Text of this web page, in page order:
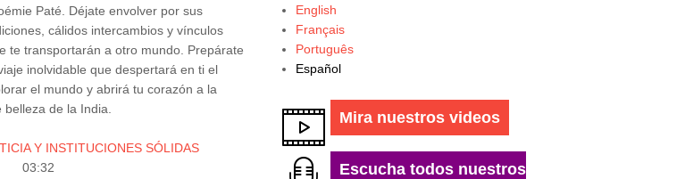
Paté. Déjate envolver por sus
cálidos intercambios y vínculos
te transportarán a otro mundo. Prepárate
inolvidable que despertará en ti el
el mundo y abrirá tu corazón a la
de la India.
Y INSTITUCIONES SÓLIDAS
03:32
English
Français
Português
Español
Mira nuestros videos
Escucha todos nuestros